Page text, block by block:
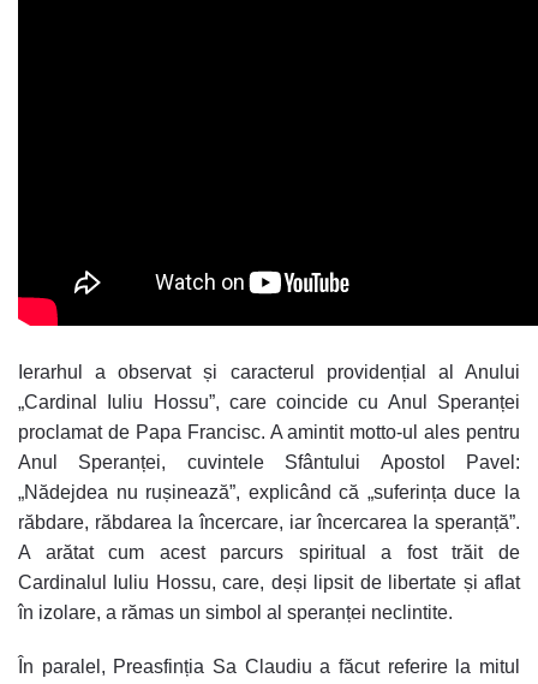
Ierarhul a observat și caracterul providențial al Anului
„Cardinal Iuliu Hossu”, care coincide cu Anul Speranței
proclamat de Papa Francisc. A amintit motto-ul ales pentru
Anul Speranței, cuvintele Sfântului Apostol Pavel:
„Nădejdea nu rușinează”, explicând că „suferința duce la
răbdare, răbdarea la încercare, iar încercarea la speranță”.
A arătat cum acest parcurs spiritual a fost trăit de
Cardinalul Iuliu Hossu, care, deși lipsit de libertate și aflat
în izolare, a rămas un simbol al speranței neclintite.
În paralel, Preasfinția Sa Claudiu a făcut referire la mitul